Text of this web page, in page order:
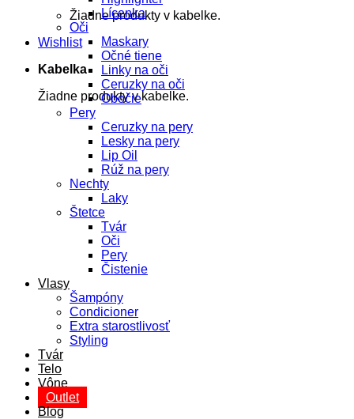
Žiadne produkty v kabelke.
Wishlist
Kabelka
Žiadne produkty v kabelke.
Lícenka
Oči
Maskary
Očné tiene
Linky na oči
Ceruzky na oči
Obočie
Pery
Ceruzky na pery
Lesky na pery
Lip Oil
Rúž na pery
Nechty
Laky
Štetce
Tvár
Oči
Pery
Čistenie
Vlasy
Šampóny
Condicioner
Extra starostlivosť
Styling
Tvár
Telo
Vône
Outlet
Blog